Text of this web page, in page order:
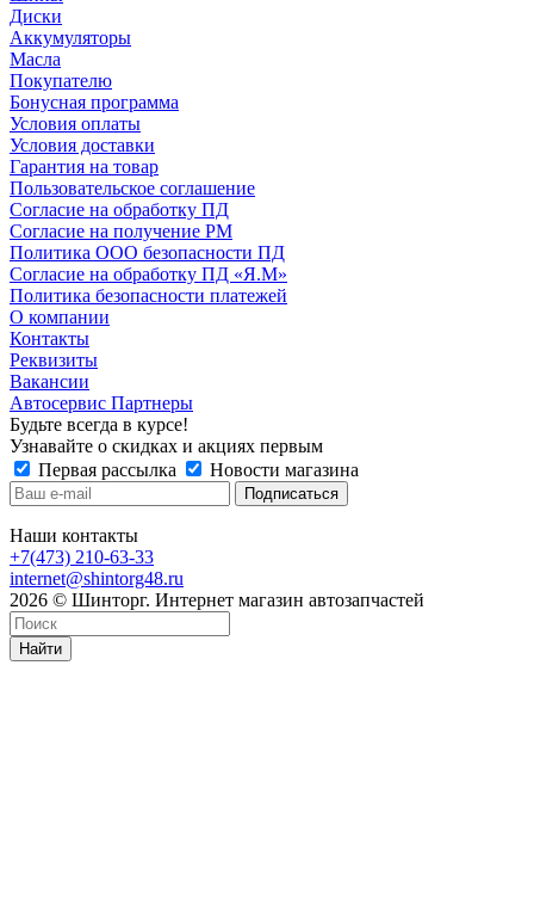
Диски
Аккумуляторы
Масла
Покупателю
Бонусная программа
Условия оплаты
Условия доставки
Гарантия на товар
Пользовательское соглашение
Согласие на обработку ПД
Согласие на получение РМ
Политика ООО безопасности ПД
Согласие на обработку ПД «Я.М»
Политика безопасности платежей
О компании
Контакты
Реквизиты
Вакансии
Автосервис Партнеры
Будьте всегда в курсе!
Узнавайте о скидках и акциях первым
Первая рассылка
Новости магазина
Наши контакты
+7(473) 210-63-33
internet@shintorg48.ru
2026 © Шинторг. Интернет магазин автозапчастей
Найти